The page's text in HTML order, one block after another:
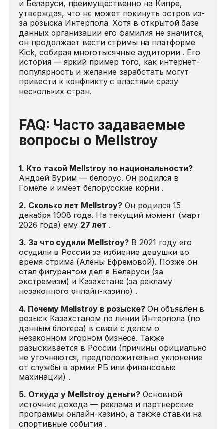
и Беларуси, преимущественно на Кипре,
утверждая, что не может покинуть остров из-
за розыска Интерпола. Хотя в открытой базе
данных организации его фамилия не значится,
он продолжает вести стримы на платформе
Kick, собирая многотысячные аудитории . Его
история — яркий пример того, как интернет-
популярность и желание заработать могут
привести к конфликту с властями сразу
нескольких стран.
FAQ: Часто задаваемые
вопросы о Mellstroy
1. Кто такой Mellstroy по национальности?
Андрей Бурим — белорус. Он родился в
Гомеле и имеет белорусские корни .
2. Сколько лет Mellstroy? Он родился 15
декабря 1998 года. На текущий момент (март
2026 года) ему 27 лет .
3. За что судили Mellstroy? В 2021 году его
осудили в России за избиение девушки во
время стрима (Алёны Ефремовой). Позже он
стал фигурантом дел в Беларуси (за
экстремизм) и Казахстане (за рекламу
незаконного онлайн-казино) .
4. Почему Mellstroy в розыске? Он объявлен в
розыск Казахстаном по линии Интерпола (по
данным блогера) в связи с делом о
незаконном игорном бизнесе. Также
разыскивается в России (причины официально
не уточняются, предположительно уклонение
от службы в армии РБ или финансовые
махинации) .
5. Откуда у Mellstroy деньги? Основной
источник дохода — реклама и партнерские
программы онлайн-казино, а также ставки на
спортивные события .